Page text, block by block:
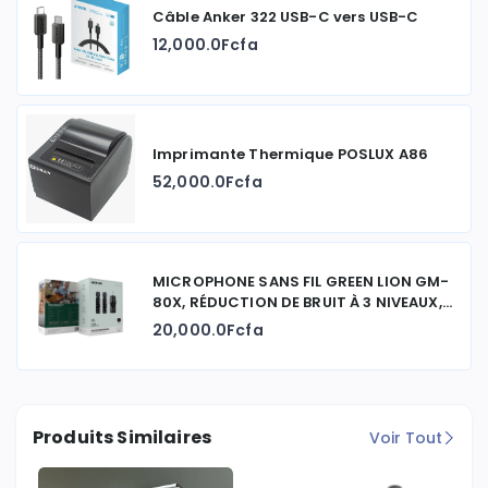
Câble Anker 322 USB-C vers USB-C
12,000.0Fcfa
Imprimante Thermique POSLUX A86
52,000.0Fcfa
MICROPHONE SANS FIL GREEN LION GM-
80X, RÉDUCTION DE BRUIT À 3 NIVEAUX,
AUTONOMIE DE 5 HEURES
20,000.0Fcfa
Produits Similaires Voir Tout